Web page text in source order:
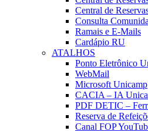
Central de
Consulta
Ramais e E-Mails
Cardápio RU
ATALHOS
Ponto Eletrônico
WebMail
Microsoft Unicamp
CACIA – IA
PDF DETIC –
Reserva de
Canal FOP